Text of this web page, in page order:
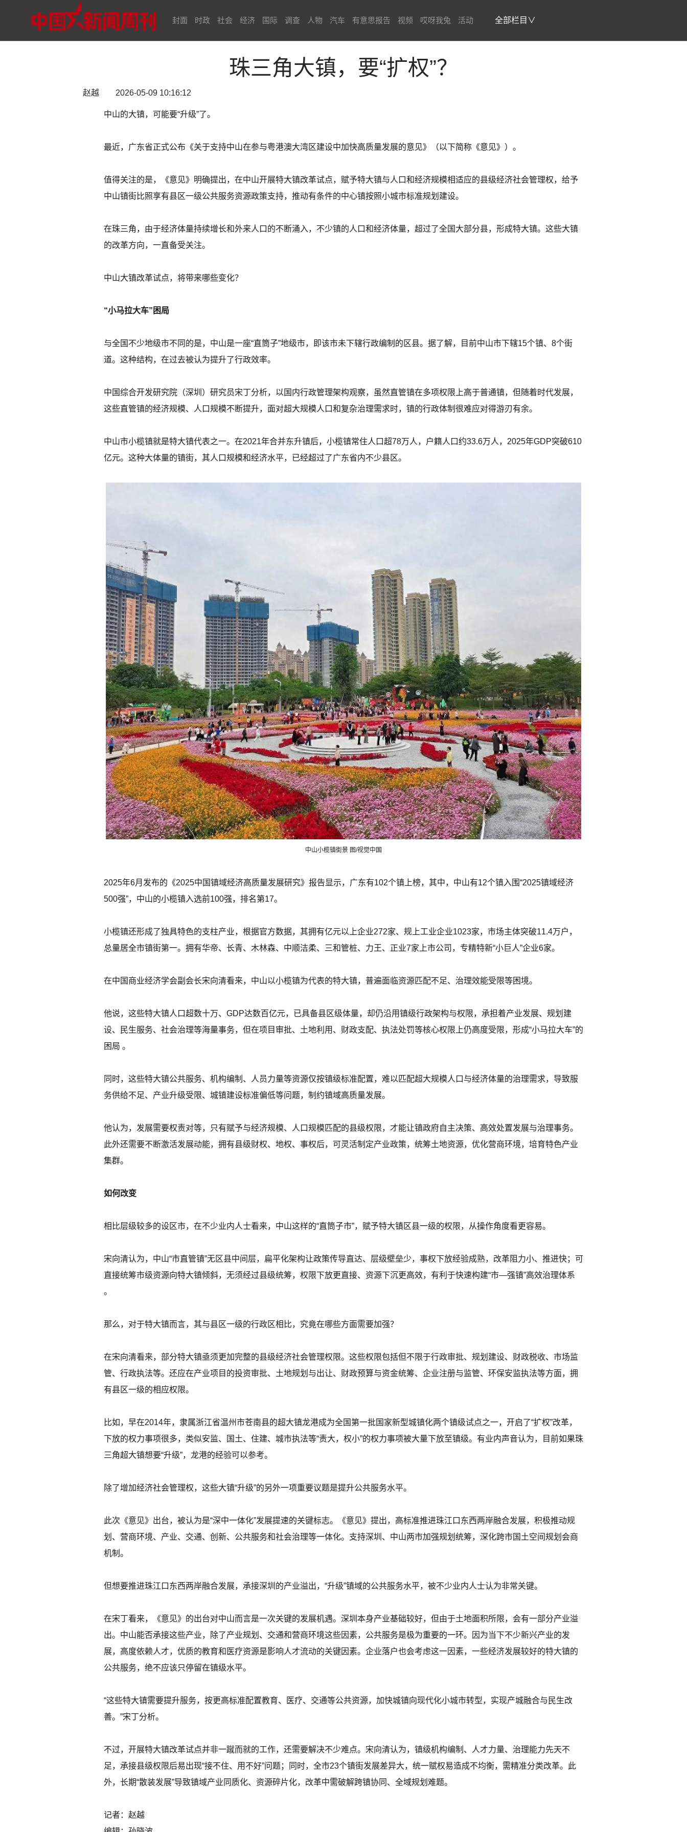
封面 时政 社会 经济 国际 调查 人物 汽车 有意思报告 视频 哎呀我兔 活动 全部栏目∨
珠三角大镇，要“扩权”？
赵越 2026-05-09 10:16:12
中山的大镇，可能要“升级”了。
最近，广东省正式公布《关于支持中山在参与粤港澳大湾区建设中加快高质量发展的意见》（以下简称《意见》）。
值得关注的是，《意见》明确提出，在中山开展特大镇改革试点，赋予特大镇与人口和经济规模相适应的县级经济社会管理权，给予
中山镇街比照享有县区一级公共服务资源政策支持，推动有条件的中心镇按照小城市标准规划建设。
在珠三角，由于经济体量持续增长和外来人口的不断涌入，不少镇的人口和经济体量，超过了全国大部分县，形成特大镇。这些大镇
的改革方向，一直备受关注。
中山大镇改革试点，将带来哪些变化？
“小马拉大车”困局
与全国不少地级市不同的是，中山是一座“直筒子”地级市，即该市未下辖行政编制的区县。据了解，目前中山市下辖15个镇、8个街
道。这种结构，在过去被认为提升了行政效率。
中国综合开发研究院（深圳）研究员宋丁分析，以国内行政管理架构观察，虽然直管镇在多项权限上高于普通镇，但随着时代发展，
这些直管镇的经济规模、人口规模不断提升，面对超大规模人口和复杂治理需求时，镇的行政体制很难应对得游刃有余。
中山市小榄镇就是特大镇代表之一。在2021年合并东升镇后，小榄镇常住人口超78万人，户籍人口约33.6万人，2025年GDP突破610
亿元。这种大体量的镇街，其人口规模和经济水平，已经超过了广东省内不少县区。
中山小榄镇街景 图/视觉中国
2025年6月发布的《2025中国镇域经济高质量发展研究》报告显示，广东有102个镇上榜，其中，中山有12个镇入围“2025镇域经济
500强”，中山的小榄镇入选前100强，排名第17。
小榄镇还形成了独具特色的支柱产业，根据官方数据，其拥有亿元以上企业272家、规上工业企业1023家，市场主体突破11.4万户，
总量居全市镇街第一。拥有华帝、长青、木林森、中顺洁柔、三和管桩、力王、正业7家上市公司，专精特新“小巨人”企业6家。
在中国商业经济学会副会长宋向清看来，中山以小榄镇为代表的特大镇，普遍面临资源匹配不足、治理效能受限等困境。
他说，这些特大镇人口超数十万、GDP达数百亿元，已具备县区级体量，却仍沿用镇级行政架构与权限，承担着产业发展、规划建
设、民生服务、社会治理等海量事务，但在项目审批、土地利用、财政支配、执法处罚等核心权限上仍高度受限，形成“小马拉大车”的
困局 。
同时，这些特大镇公共服务、机构编制、人员力量等资源仅按镇级标准配置，难以匹配超大规模人口与经济体量的治理需求，导致服
务供给不足、产业升级受限、城镇建设标准偏低等问题，制约镇域高质量发展。
他认为，发展需要权责对等，只有赋予与经济规模、人口规模匹配的县级权限，才能让镇政府自主决策、高效处置发展与治理事务。
此外还需要不断激活发展动能，拥有县级财权、地权、事权后，可灵活制定产业政策，统筹土地资源，优化营商环境，培育特色产业
集群。
如何改变
相比层级较多的设区市，在不少业内人士看来，中山这样的“直筒子市”，赋予特大镇区县一级的权限，从操作角度看更容易。
宋向清认为，中山“市直管镇”无区县中间层，扁平化架构让政策传导直达、层级壁垒少，事权下放经验成熟，改革阻力小、推进快；可
直接统筹市级资源向特大镇倾斜，无须经过县级统筹，权限下放更直接、资源下沉更高效，有利于快速构建“市—强镇”高效治理体系
。
那么，对于特大镇而言，其与县区一级的行政区相比，究竟在哪些方面需要加强？
在宋向清看来，部分特大镇亟须更加完整的县级经济社会管理权限。这些权限包括但不限于行政审批、规划建设、财政税收、市场监
管、行政执法等。还应在产业项目的投资审批、土地规划与出让、财政预算与资金统筹、企业注册与监管、环保安监执法等方面，拥
有县区一级的相应权限。
比如，早在2014年，隶属浙江省温州市苍南县的超大镇龙港成为全国第一批国家新型城镇化两个镇级试点之一，开启了“扩权”改革，
下放的权力事项很多，类似安监、国土、住建、城市执法等“责大，权小”的权力事项被大量下放至镇级。有业内声音认为，目前如果珠
三角超大镇想要“升级”，龙港的经验可以参考。
除了增加经济社会管理权，这些大镇“升级”的另外一项重要议题是提升公共服务水平。
此次《意见》出台，被认为是“深中一体化”发展提速的关键标志。《意见》提出，高标准推进珠江口东西两岸融合发展，积极推动规
划、营商环境、产业、交通、创新、公共服务和社会治理等一体化。支持深圳、中山两市加强规划统筹，深化跨市国土空间规划会商
机制。
但想要推进珠江口东西两岸融合发展，承接深圳的产业溢出，“升级”镇域的公共服务水平，被不少业内人士认为非常关键。
在宋丁看来，《意见》的出台对中山而言是一次关键的发展机遇。深圳本身产业基础较好，但由于土地面积所限，会有一部分产业溢
出。中山能否承接这些产业，除了产业规划、交通和营商环境这些因素，公共服务是极为重要的一环。因为当下不少新兴产业的发
展，高度依赖人才，优质的教育和医疗资源是影响人才流动的关键因素。企业落户也会考虑这一因素，一些经济发展较好的特大镇的
公共服务，绝不应该只停留在镇级水平。
“这些特大镇需要提升服务，按更高标准配置教育、医疗、交通等公共资源，加快城镇向现代化小城市转型，实现产城融合与民生改
善。”宋丁分析。
不过，开展特大镇改革试点并非一蹴而就的工作，还需要解决不少难点。宋向清认为，镇级机构编制、人才力量、治理能力先天不
足，承接县级权限后易出现“接不住、用不好”问题；同时，全市23个镇街发展差异大，统一赋权易造成不均衡，需精准分类改革。此
外，长期“散装发展”导致镇域产业同质化、资源碎片化，改革中需破解跨镇协同、全域规划难题。
记者：赵越